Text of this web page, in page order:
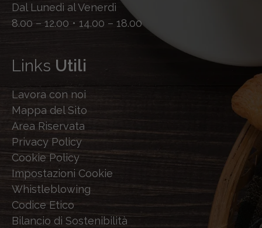
Dal Lunedì al Venerdì
8.00 – 12.00 • 14.00 – 18.00
Links Utili
Lavora con noi
Mappa del Sito
Area Riservata
Privacy Policy
Cookie Policy
Impostazioni Cookie
Whistleblowing
Codice Etico
Bilancio di Sostenibilità